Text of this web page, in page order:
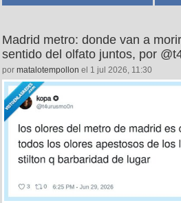
Madrid metro: donde van a
sentido del olfato juntos, por
por matalotempollon el 1 jul 2026, 11:30